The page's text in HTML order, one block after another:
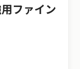
ファイン